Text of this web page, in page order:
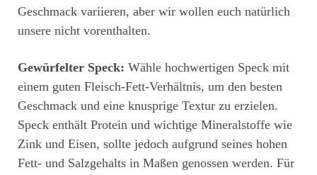
Geschmack variieren, aber wir wollen euch natürlich
unsere nicht vorenthalten.
Gewürfelter Speck: Wähle hochwertigen Speck mit
einem guten Fleisch-Fett-Verhältnis, um den besten
Geschmack und eine knusprige Textur zu erzielen.
Speck enthält Protein und wichtige Mineralstoffe wie
Zink und Eisen, sollte jedoch aufgrund seines hohen
Fett- und Salzgehalts in Maßen genossen werden. Für